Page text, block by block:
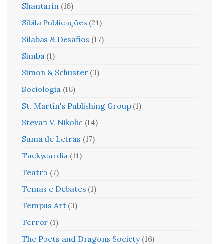
Shantarin (16)
Sibila Publicações (21)
Sílabas & Desafios (17)
Simba (1)
Simon & Schuster (3)
Sociologia (16)
St. Martin's Publishing Group (1)
Stevan V. Nikolic (14)
Suma de Letras (17)
Tackycardia (11)
Teatro (7)
Temas e Debates (1)
Tempus Art (3)
Terror (1)
The Poets and Dragons Society (16)